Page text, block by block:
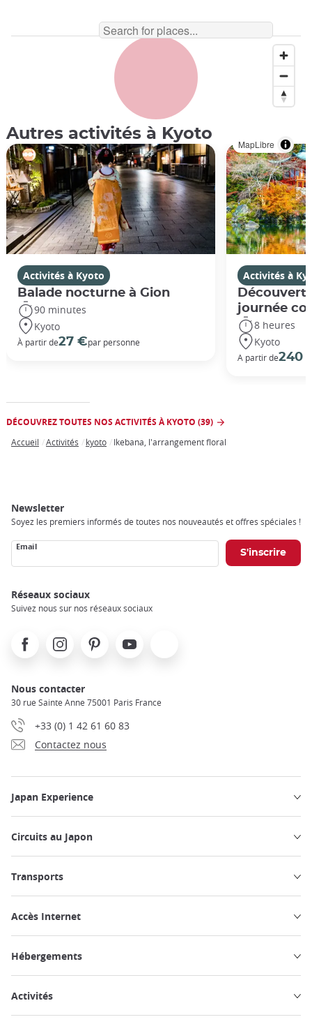
MapLibre
Autres activités à Kyoto
Activités à Kyoto
Balade nocturne à Gion
90 minutes
Kyoto
À partir de27 €par personne
Activités à
journée
8 heures
Kyoto
A partir de240
DÉCOUVREZ TOUTES NOS ACTIVITÉS À KYOTO (39)
Accueil Activités kyoto Ikebana, l'arrangement floral
Newsletter
Soyez les premiers informés de toutes nos nouveautés et offres spéciales !
Email
Réseaux sociaux
Suivez nous sur nos réseaux sociaux
FacebookInstagramPinterest Youtube
Nous contacter
30 rue Sainte Anne 75001 Paris France
+33 (0) 1 42 61 60 83
Contactez nous
Japan Experience
Circuits au Japon
Transports
Accès Internet
Hébergements
Activités